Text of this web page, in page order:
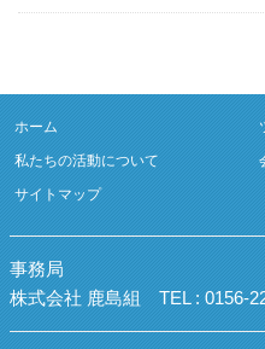
ホーム
私たちの活動について
サイトマップ
事務局
株式会社 鹿島組
TEL : 0156-